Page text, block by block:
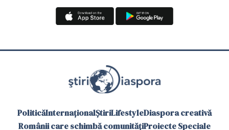
PoliticăInternaționalȘtiriLifestyleDiaspora creativă
Românii care schimbă comunitățiProiecte Speciale